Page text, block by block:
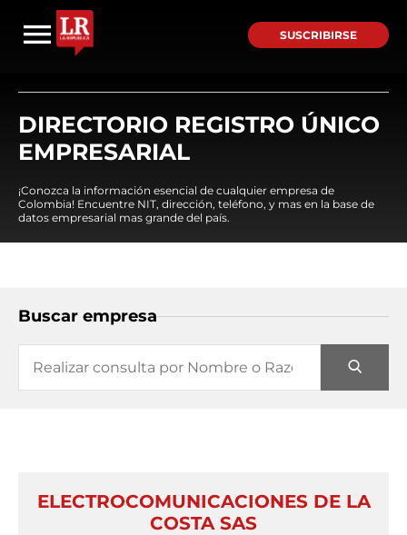
SUSCRIBIRSE
DIRECTORIO REGISTRO ÚNICO
EMPRESARIAL
¡Conozca la información esencial de cualquier empresa de
Colombia! Encuentre NIT, dirección, teléfono, y mas en la base de
datos empresarial mas grande del país.
Buscar empresa
ELECTROCOMUNICACIONES DE LA
COSTA SAS